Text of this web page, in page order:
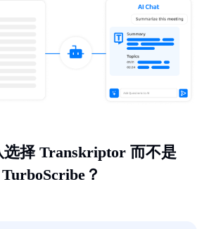
选择 Transkriptor 而不是
TurboScribe？